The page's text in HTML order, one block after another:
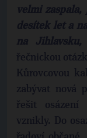
velmi
desítek let a
na
řečnickou
Kůrovcovou
zabývat nová
řešit
vznikly. Do